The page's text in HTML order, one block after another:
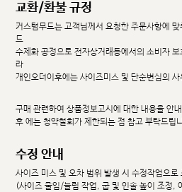
교환/환불 규정
커스텀무드는 고객님께서 요청한 주문사항에
드
수제화 공정으로 전자상거래등에서의 소비자
라
개인오더이후에는 사이즈미스 및 단순변심의
구매 관련하여 상품정보고시에 대한 내용을 안
후 에는 청약철회가 제한되는 점 참고 부탁드립
수정 안내
사이즈 미스 및 오차 범위 발생 시 수정작업으로
(사이즈 줄임/늘림 작업, 굽 및 인솔 높이 조정,